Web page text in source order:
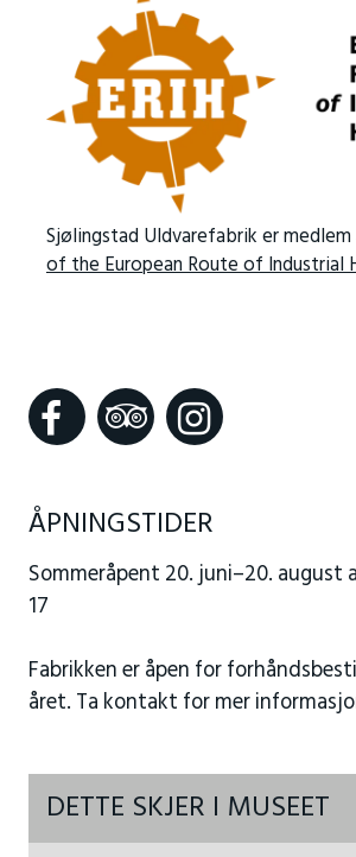
Sjølingstad Uldvarefabrik er medlem
of the European Route of Industrial
ÅPNINGSTIDER
Sommeråpent 20. juni–20. august
17
Fabrikken er åpen for
året. Ta kontakt for mer
DETTE SKJER I MUSEET